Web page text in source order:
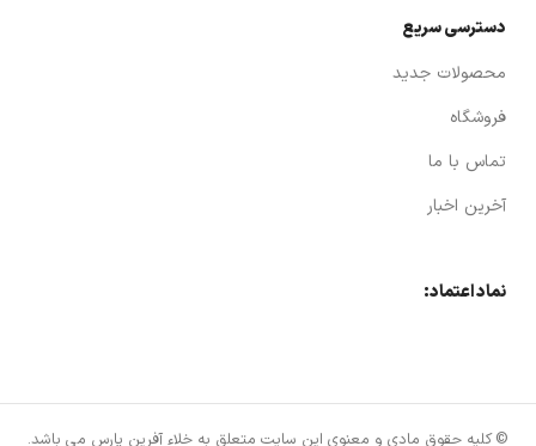
دسترسی سریع
محصولات جدید
فروشگاه
تماس با ما
آخرین اخبار
نماد اعتماد:
© کلیه حقوق مادی و معنوی این سایت متعلق به خلاء آفرین پارس می باشد.